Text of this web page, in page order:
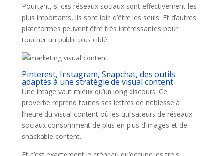
Pourtant, si ces réseaux sociaux sont effectivement les
plus importants, ils sont loin d’être les seuls. Et d’autres
plateformes peuvent être très intéressantes pour
toucher un public plus ciblé.
Pinterest, Instagram, Snapchat, des outils
adaptés à une stratégie de visual content
Une image vaut mieux qu’un long discours. Ce
proverbe reprend toutes ses lettres de noblesse à
l’heure du visual content où les utilisateurs de réseaux
sociaux consomment de plus en plus d’images et de
snackable content.